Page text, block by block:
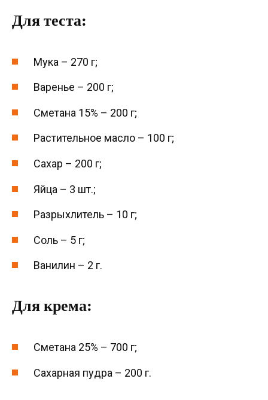
Для теста:
Мука – 270 г;
Варенье – 200 г;
Сметана 15% – 200 г;
Растительное масло – 100 г;
Сахар – 200 г;
Яйца – 3 шт.;
Разрыхлитель – 10 г;
Соль – 5 г;
Ванилин – 2 г.
Для крема:
Сметана 25% – 700 г;
Сахарная пудра – 200 г.